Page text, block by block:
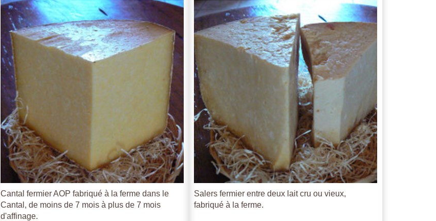
Cantal fermier AOP fabriqué à la ferme dans le
Cantal, de moins de 7 mois à plus de 7 mois
d'affinage.
Salers fermier entre deux lait cru ou vieux,
fabriqué à la ferme.